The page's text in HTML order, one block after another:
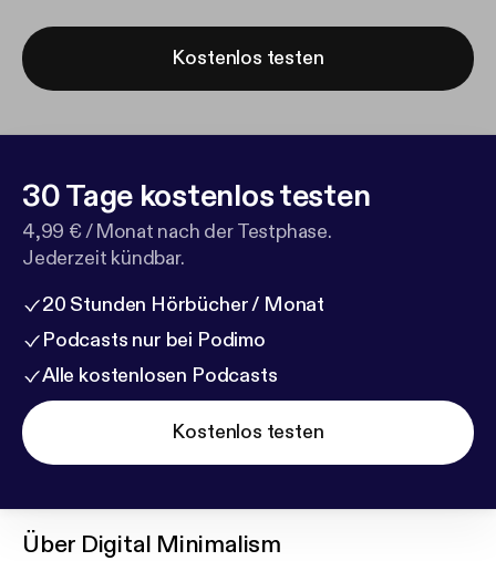
Kostenlos testen
30 Tage kostenlos testen
4,99 € / Monat nach der Testphase.
Jederzeit kündbar.
20 Stunden Hörbücher / Monat
Podcasts nur bei Podimo
Alle kostenlosen Podcasts
Kostenlos testen
Über Digital Minimalism